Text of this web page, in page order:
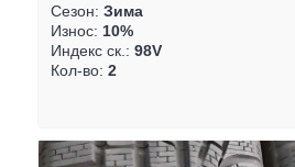
Сезон: Зима
Износ: 10%
Индекс ск.: 98V
Кол-во: 2